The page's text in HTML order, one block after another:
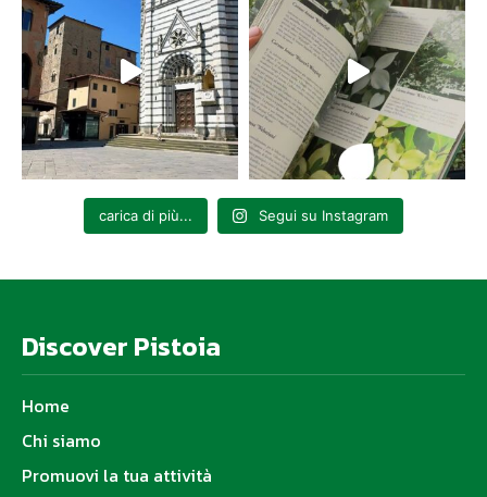
carica di più... Segui su Instagram
Discover Pistoia
Home
Chi siamo
Promuovi la tua attività